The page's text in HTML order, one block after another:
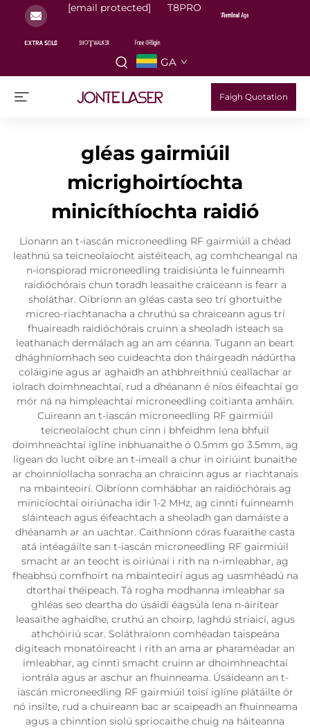
[email protected] T8PRO
GA
Faigh Quotation
gléas gairmiúil
micrighoirtíochta
minicíthíochta raidió
Líonann an t-iascán microneedling RF gairmiúil a chéad
leathnú sa teicneolaíocht aistéiteach, ag comhcheangal na
n-ionspiorad microneedling traidisiúnta le fuinneamh
raidióchórais chun toradh leasaithe craiceann is fearr a
sholáthar. Oibríonn an gléas casta seo trí ghortuithe
micreo-riachtanacha a chruthú sa chraiceann agus trí
fhuaireadh raidióchórais cruinn a sheoladh isteach sa
leathanach dermálach ag an am céanna. Tugann an beart
dhághníomhach seo cuideachta don tháirgeadh nádúrtha
coláigine agus ar aghaidh an athbhreithniú ceallachar ar
iolrach doimhneachtaí, rud a dhéanann é níos éifeachtaí go
mór ná na himpleachtaí microneedling coitianta amháin.
Cuireann an t-iascán microneedling RF gairmiúil
teicneolaíocht chun cinn i bhfeidhm lena bhfuil
doimhneachtaí iglíne inbhuanaithe ó 0.5mm go 3.5mm, ag
ligean do lucht oibre an t-imeall a chur in oiriúint bunaithe
ar choinníollacha sonracha an chraicinn agus ar riachtanais
na mbainteoirí. Oibríonn comhábhar an raidióchórais ag
minicíochtaí oiriúnacha idir 1-2 MHz, ag cinnti fuinneamh
sláinteach agus éifeachtach a sheoladh gan damáiste a
dhéanamh ar an uachtar. Caithníonn córas fuaraithe casta
atá intéagáilte san t-iascán microneedling RF gairmiúil
smacht ar an teocht is oiriúnaí i rith na n-imleabhar, ag
fheabhsú comfhoirt na mbainteoirí agus ag uasmhéadú na
dtorthaí théipeach. Tá rogha modhanna imleabhar sa
ghléas seo deartha do úsáidí éagsúla lena n-áirítear
leasaithe aghaidhe, cruthú an choirp, laghdú striaicí, agus
athchóiriú scar. Soláthraíonn comhéadan taispeána
digiteach monatóireacht i rith an ama ar pharaméadar an
imleabhar, ag cinnti smacht cruinn ar dhoimhneachtaí
iontrála agus ar aschur an fhuinneama. Úsáideann an t-
iascán microneedling RF gairmiúil toisí iglíne plátáilte ór
nó insilte, rud a chuireann bac ar scaipeadh an fhuinneama
agus a chinntíon siolú spriocaithe chuig na háiteanna